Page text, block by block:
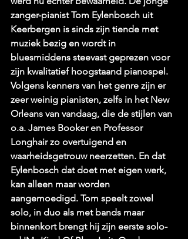
zanger-pianist Tom Eylenbosch uit
Keerbergen is sinds zijn tiende met
muziek bezig en wordt in
bluesmiddens steevast geprezen voor
zijn kwalitatief hoogstaand pianospel.
Volgens kenners van het genre zijn er
zeer weinig pianisten, zelfs in het New
Orleans van vandaag, die de stijlen van
o.a. James Booker en Professor
Longhair zo overtuigend en
waarheidsgetrouw neerzetten. En dat
Eylenbosch dat doet met eigen werk,
kan alleen maar worden
aangemoedigd. Tom speelt zowel
solo, in duo als met bands maar
binnenkort brengt hij zijn eerste solo-